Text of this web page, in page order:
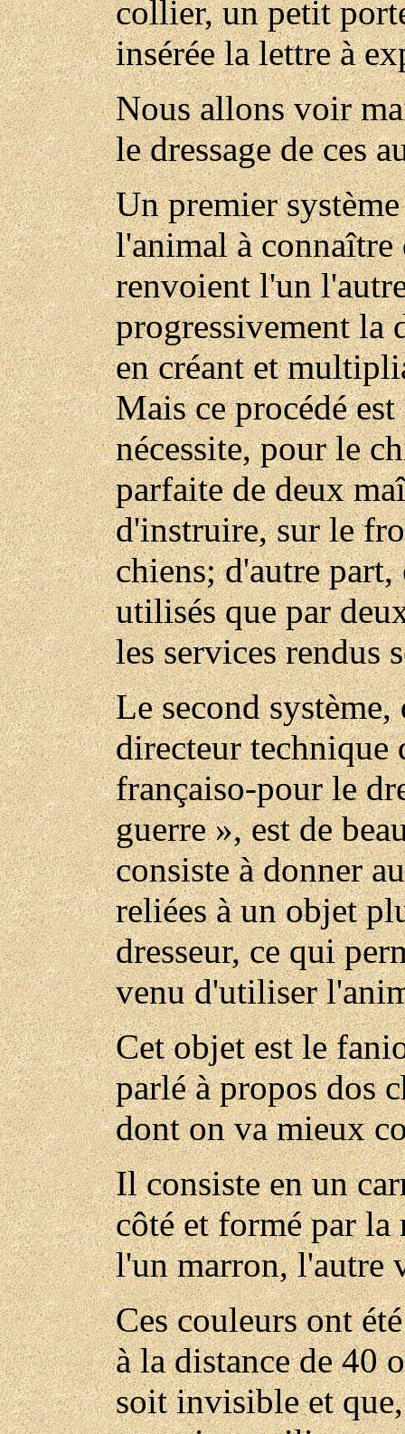
collier, un petit
insérée la lettre à
Nous allons voir
le dressage de ces
Un premier
l'animal à connaître
renvoient l'un
progressivement la
en créant et
Mais ce procédé
nécessite, pour le
parfaite de deux
d'instruire, sur le
chiens; d'autre
utilisés que par
les services rendus
Le second
directeur
françaiso-pour le
guerre », est de
consiste à donner
reliées à un objet
dresseur, ce qui
venu d'utiliser
Cet objet est le
parlé à propos dos
dont on va mieux
Il consiste en un
côté et formé par
l'un marron, l'autre
Ces couleurs ont
à la distance de 40
soit invisible et